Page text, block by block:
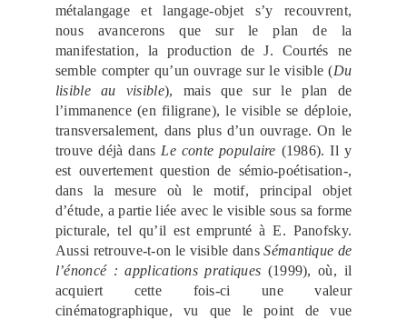
métalangage et langage-objet s’y recouvrent,
nous avancerons que sur le plan de la
manifestation, la production de J. Courtés ne
semble compter qu’un ouvrage sur le visible (Du
lisible au visible), mais que sur le plan de
l’immanence (en filigrane), le visible se déploie,
transversalement, dans plus d’un ouvrage. On le
trouve déjà dans Le conte populaire (1986). Il y
est ouvertement question de sémio-poétisation-,
dans la mesure où le motif, principal objet
d’étude, a partie liée avec le visible sous sa forme
picturale, tel qu’il est emprunté à E. Panofsky.
Aussi retrouve-t-on le visible dansSémantique de
l’énoncé : applications pratiques (1999), où, il
acquiert cette fois-ci une valeur
cinématographique, vu que le point de vue